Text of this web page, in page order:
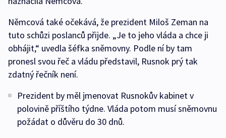
Němcová také očekává, že prezident Miloš Zeman na
tuto schůzi poslanců přijde. „Je to jeho vláda a chce ji
obhájit,“ uvedla šéfka sněmovny. Podle ní by tam
pronesl svou řeč a vládu představil, Rusnok prý tak
zdatný řečník není.
Prezident by měl jmenovat Rusnokův kabinet v
polovině příštího týdne. Vláda potom musí sněmovnu
požádat o důvěru do 30 dnů.